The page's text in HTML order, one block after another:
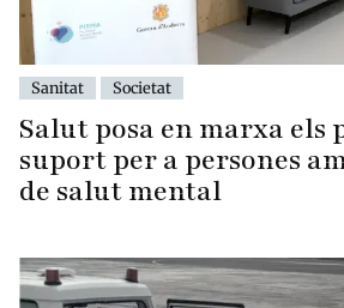
Sanitat Societat
Salut posa en marxa els
suport per a persones
de salut mental